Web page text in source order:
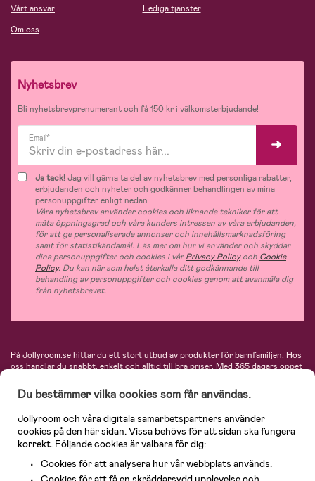
Vårt ansvar
Om oss
Lediga tjänster
Nyhetsbrev
Bli nyhetsbrevprenumerant och få 150 kr i välkomsterbjudande!
Email*
Ja tack!Jag vill gärna ta del av nyhetsbrev med personliga rabatter,
erbjudanden och nyheter och godkänner behandlingen av mina
personuppgifter enligt nedan.
Våra nyhetsbrev använder cookies och liknande tekniker för att
mäta öppningsgrad och våra kunders intressen av våra erbjudanden,
för att ge personaliserade annonser och innehållsmarknadsföring
samt för statistikändamål. Läs mer om hur vi använder och skyddar
dina personuppgifter och cookies i vårPrivacy Policyoch Cookie
Policy. Du kan när som helst återkalla ditt godkännande till
behandling av personuppgifter och cookies genom att avanmäla dig
från nyhetsbrevet.
På Jollyroom.se hittar du ett stort utbud av produkter för barnfamiljen. Hos
oss handlar du snabbt, enkelt och alltid till bra priser. Med 365 dagars öppet
hos oss. I vårt sortiment hittar du barnvagnar, bilstolar, kläder för barn och
baby, produkter för mamman, massor av inspirerande inredning, leksaker,
varumärken så som Britax, Maxi-Cosi, Baby Jogger, BabyBjörn, Didriksons,
KidKraft, Ergobaby, Philips Avent, Neonate, Cybex, LEGO och många fler.
Välkommen in och kika runt i Nordens största barn- och babybutik på nätet!
Du bestämmer vilka cookies som får användas.
Jollyroom och våra digitala samarbetspartners använder
cookies på den här sidan. Vissa behövs för att sidan ska fungera
korrekt. Följande cookies är valbara för dig:
Cookies för att analysera hur vår webbplats används.